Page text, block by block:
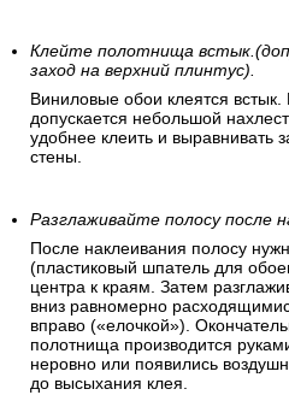
Клейте полотнища
заход на верхний плинтус).
Виниловые обои клеятся встык.
допускается небольшой
удобнее клеить и выравнивать
стены.
Разглаживайте полосу после
После наклеивания полосу
(пластиковый шпатель для
центра к краям. Затем
вниз равномерно
вправо («елочкой»).
полотнища производится
неровно или появились
до высыхания клея.